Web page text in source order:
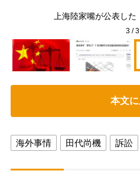
上海陸家嘴が公表した
3/3
本文
海外事情 田代尚機 訴訟